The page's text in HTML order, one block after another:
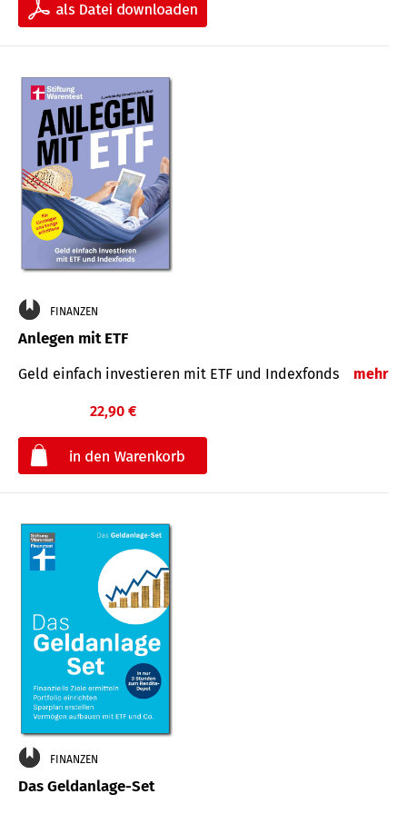
FINANZEN
Anlegen mit ETF
Geld einfach investieren mit ETF und Indexfonds mehr
22,90 €
FINANZEN
Das Geldanlage-Set